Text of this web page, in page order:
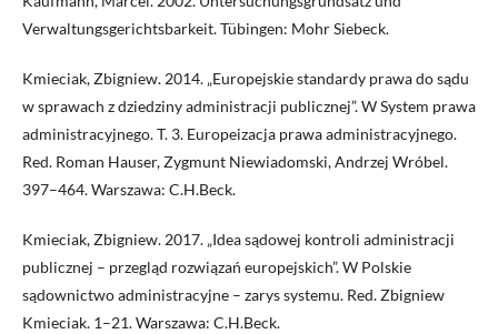
Verwaltungsgerichtsbarkeit. Tübingen: Mohr Siebeck.
Kmieciak, Zbigniew. 2014. „Europejskie standardy prawa do sądu
w sprawach z dziedziny administracji publicznej”. W System prawa
administracyjnego. T. 3. Europeizacja prawa administracyjnego.
Red. Roman Hauser, Zygmunt Niewiadomski, Andrzej Wróbel.
397–464. Warszawa: C.H.Beck.
Kmieciak, Zbigniew. 2017. „Idea sądowej kontroli administracji
publicznej – przegląd rozwiązań europejskich”. W Polskie
sądownictwo administracyjne – zarys systemu. Red. Zbigniew
Kmieciak. 1–21. Warszawa: C.H.Beck.